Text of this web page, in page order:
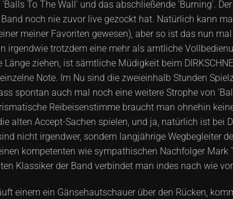
To The Wall' und das abschließende 'Burning'.
noch nie zuvor live gezockt hat. Natürlich kann
meiner Favoriten gewesen), aber so ist das nun
irgendwie trotzdem eine mehr als amtliche
ziehen, ist sämtliche Müdigkeit beim
Note. Im Nu sind die zweieinhalb Stunden
spontan auch mal noch eine weitere Strophe von
Reibeisenstimme braucht man ohnehin
alten Accept-Sachen spielen, und ja, natürlich ist bei
nicht irgendwer, sondern langjährige Wegbegleiter
kompetenten wie sympathischen Nachfolger
Klassiker der Band verbindet man indes nach wie
einem ein Gänsehautschauer über den Rücken,